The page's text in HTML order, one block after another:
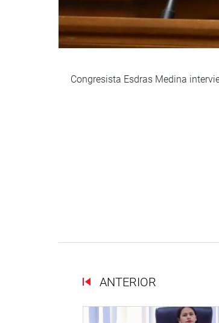
Congresista Esdras Medina
ANTERIOR